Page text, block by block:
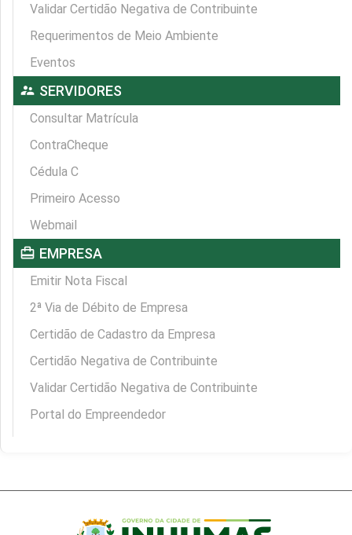
Validar Certidão Negativa de Contribuinte
Requerimentos de Meio Ambiente
Eventos
supervisor_account SERVIDORES
Consultar Matrícula
ContraCheque
Cédula C
Primeiro Acesso
Webmail
card_travel EMPRESA
Emitir Nota Fiscal
2ª Via de Débito de Empresa
Certidão de Cadastro da Empresa
Certidão Negativa de Contribuinte
Validar Certidão Negativa de Contribuinte
Portal do Empreendedor